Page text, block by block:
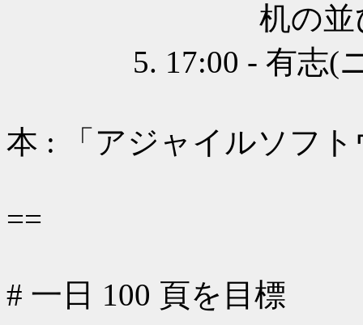
机の並びを
5. 17:00 - 有志(ニ
本 : 「アジャイルソフ
==
# 一日 100 頁を目標